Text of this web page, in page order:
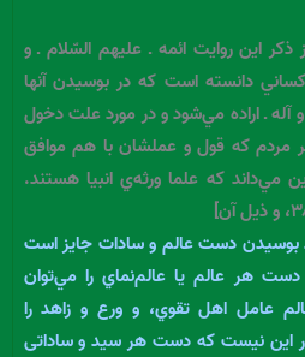
اين روايت ائمه ـ عليهم السّلام ـ و
دانسته است كه در بوسيدن آنها
و آله ـ اراده مي‌شود و در مورد علت دخول
مردم كه قول و عملشان با هم موافق
مي‌داند كه علما ورثه‌ي انبيا هستند.
بوسيدن دست عالم و سادات جايز است
هر عالم يا عالم‌نماي را مي‌توان
عامل اهل تقوي، و ورع و زاهد را
این نیست که دست هر سید و ساداتی